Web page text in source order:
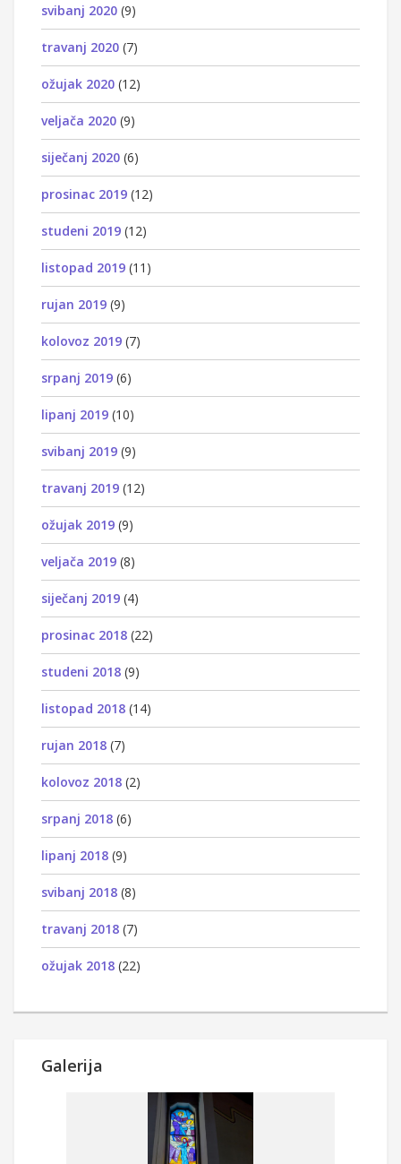
svibanj 2020 (9)
travanj 2020 (7)
ožujak 2020 (12)
veljača 2020 (9)
siječanj 2020 (6)
prosinac 2019 (12)
studeni 2019 (12)
listopad 2019 (11)
rujan 2019 (9)
kolovoz 2019 (7)
srpanj 2019 (6)
lipanj 2019 (10)
svibanj 2019 (9)
travanj 2019 (12)
ožujak 2019 (9)
veljača 2019 (8)
siječanj 2019 (4)
prosinac 2018 (22)
studeni 2018 (9)
listopad 2018 (14)
rujan 2018 (7)
kolovoz 2018 (2)
srpanj 2018 (6)
lipanj 2018 (9)
svibanj 2018 (8)
travanj 2018 (7)
ožujak 2018 (22)
Galerija